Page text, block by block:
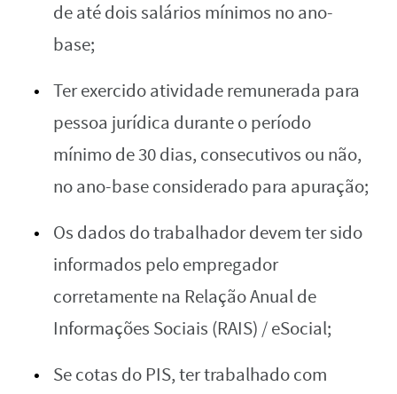
de até dois salários mínimos no ano-
base;
Ter exercido atividade remunerada para
pessoa jurídica durante o período
mínimo de 30 dias, consecutivos ou não,
no ano-base considerado para apuração;
Os dados do trabalhador devem ter sido
informados pelo empregador
corretamente na Relação Anual de
Informações Sociais (RAIS) / eSocial;
Se cotas do PIS, ter trabalhado com